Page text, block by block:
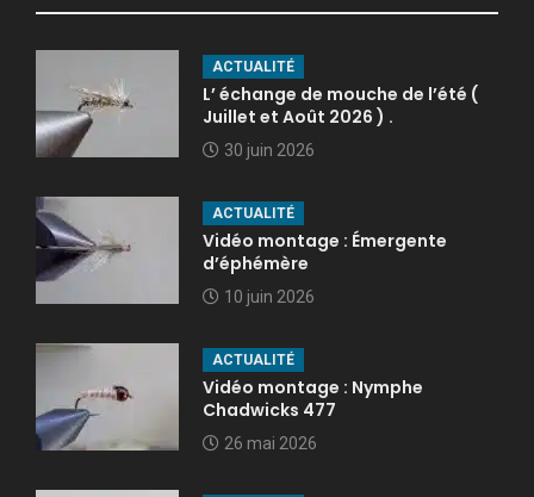
ACTUALITÉ
L’ échange de mouche de l’été (
Juillet et Août 2026 ) .
30 juin 2026
ACTUALITÉ
Vidéo montage : Émergente
d’éphémère
10 juin 2026
ACTUALITÉ
Vidéo montage : Nymphe
Chadwicks 477
26 mai 2026